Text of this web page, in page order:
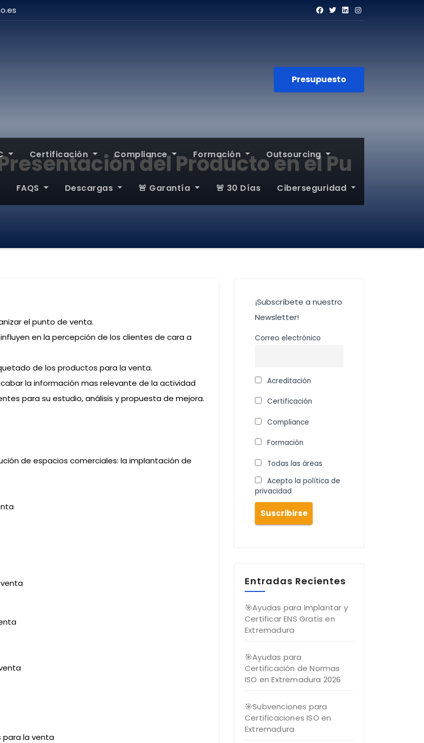
Presupuesto
Certificación Compliance Formación Outsourcing
FAQS Descargas 🚨 Garantía 🚨 30 Días Ciberseguridad
del Producto en el Pu
el punto de venta.
en la percepción de los clientes de cara a
de los productos para la venta.
la información mas relevante de la actividad
para su estudio, análisis y propuesta de mejora.
de espacios comerciales: la implantación de
venta
para la venta
¡Subscríbete a nuestro
Newsletter!
Correo electrónico
Acreditación
Certificación
Compliance
Formación
Todas las áreas
Acepto la política de
privacidad
Entradas Recientes
🎯Ayudas para Implantar y
Certificar ENS Gratis en
Extremadura
🎯Ayudas para
Certificación de Normas
ISO en Extremadura 2026
🎯Subvenciones para
Certificaciones ISO en
Extremadura